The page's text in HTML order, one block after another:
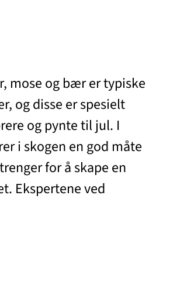
mose og bær er typiske
og disse er spesielt
og pynte til jul. I
i skogen en god måte
for å skape en
Ekspertene ved